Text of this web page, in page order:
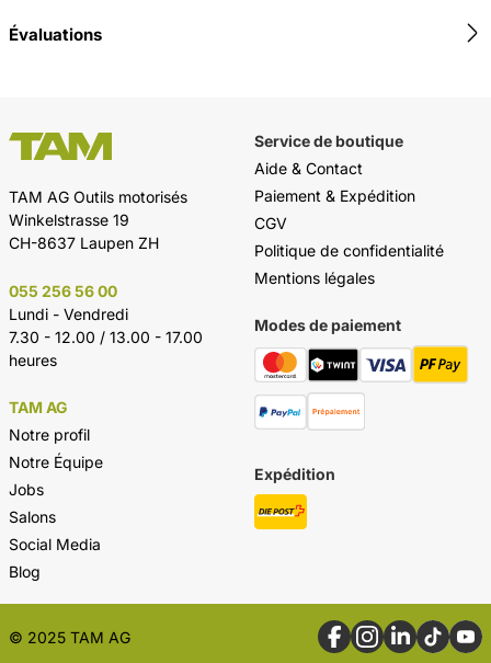
Évaluations
TAM AG Outils motorisés
Winkelstrasse 19
CH-8637 Laupen ZH
055 256 56 00
Lundi - Vendredi
7.30 - 12.00 / 13.00 - 17.00
heures
TAM AG
Notre profil
Notre Équipe
Jobs
Salons
Social Media
Blog
Service de boutique
Aide & Contact
Paiement & Expédition
CGV
Politique de confidentialité
Mentions légales
Modes de paiement
Expédition
© 2025 TAM AG